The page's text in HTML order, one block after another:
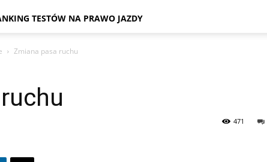
TESTÓW NA PRAWO JAZDY
Zmiana pasa ruchu
471